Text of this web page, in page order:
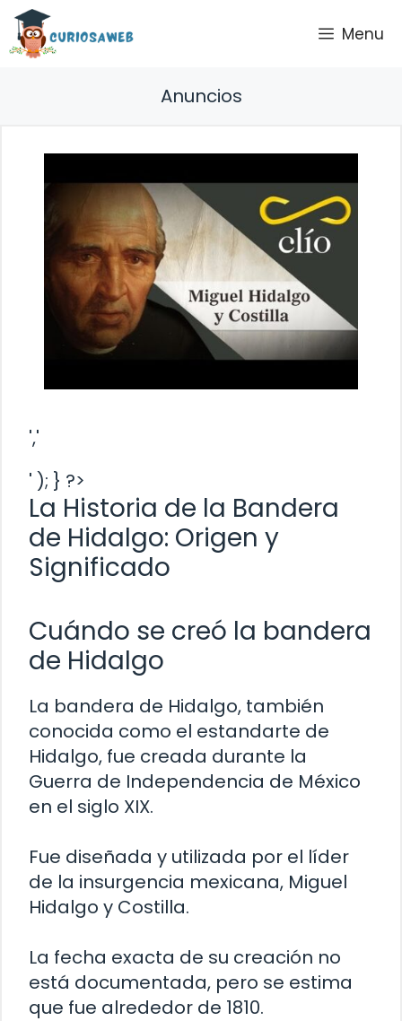
Saltar
contenido
Menu
Anuncios
','
' ); } ?>
La Historia de la Bandera
de Hidalgo: Origen y
Significado
Cuándo se creó la bandera
de Hidalgo
La bandera de Hidalgo, también
conocida como el estandarte de
Hidalgo, fue creada durante la
Guerra de Independencia de México
en el siglo XIX.
Fue diseñada y utilizada por el líder
de la insurgencia mexicana, Miguel
Hidalgo y Costilla.
La fecha exacta de su creación no
está documentada, pero se estima
que fue alrededor de 1810.